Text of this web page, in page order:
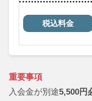
税込料金
重要事項
入会金が別途5,500円